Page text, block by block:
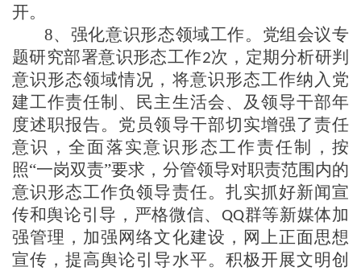
开。
8、 强化意识形态领域工作。 党组会议专
题研究部署意识形态工作2次，定期分析研判
意识形态领域情况，将意识形态工作纳入党
建工作责任制、民主生活会、 及领导干部年
度述职报告。党员领导干部切实增强了责任
意识，全面落实意识形态工作责任制，按
照“一岗双责”要求， 分管领导对职责范围内的
意识形态工作负领导责任。扎实抓好新闻宣
传和舆论引导 ， 严格微信、QQ群等新媒体加
强管理，加强网络文化建设，网上正面思想
宣传 ，提高舆论引导水平。积极开展文明创